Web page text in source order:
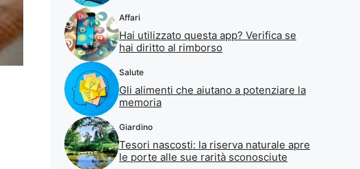
Affari
Hai utilizzato questa app? Verifica se
hai diritto al rimborso
Salute
Gli alimenti che aiutano a potenziare la
memoria
Giardino
Tesori nascosti: la riserva naturale apre
le porte alle sue rarità sconosciute